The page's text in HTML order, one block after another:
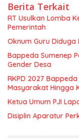
Berita Terkait
RT Usulkan Lomba
Pemerintah
Oknum Guru
Bappeda Sumenep
Gender Desa
RKPD 2027
Masyarakat Hingga
Ketua Umum PJI
Disiplin Aparatur